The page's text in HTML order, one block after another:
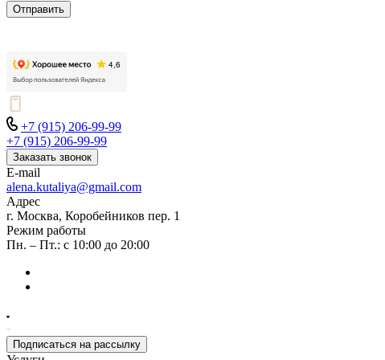
Отправить
+7 (915) 206-99-99
+7 (915) 206-99-99
Заказать звонок
E-mail
alena.kutaliya@gmail.com
Адрес
г. Москва, Коробейников пер. 1
Режим работы
Пн. – Пт.: с 10:00 до 20:00
Подписаться на рассылку